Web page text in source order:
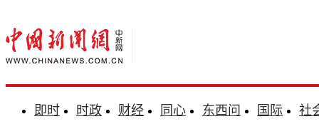
即时 时政 财经 同心 东西问 国际
社